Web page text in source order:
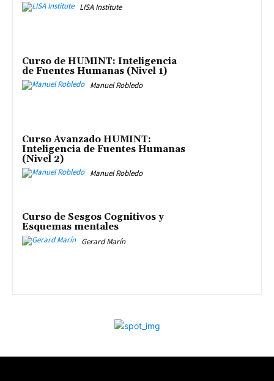
LISA Institute
Curso de HUMINT: Inteligencia
de Fuentes Humanas (Nivel 1)
Manuel Robledo
Curso Avanzado HUMINT:
Inteligencia de Fuentes Humanas
(Nivel 2)
Manuel Robledo
Curso de Sesgos Cognitivos y
Esquemas mentales
Gerard Marín